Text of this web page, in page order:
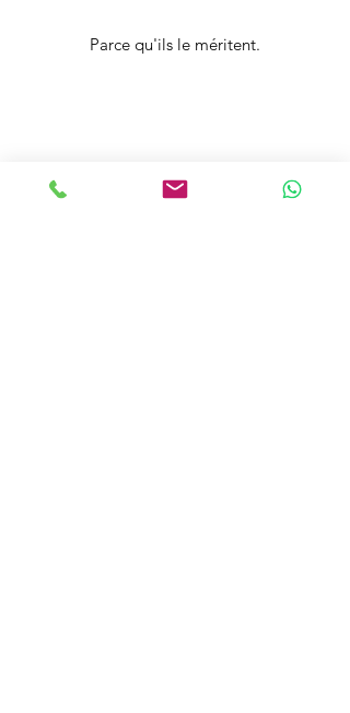
Parce qu'ils le méritent.